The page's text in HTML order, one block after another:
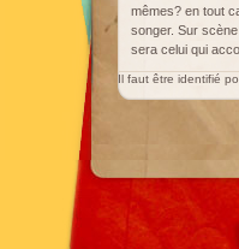
mêmes? en tout
songer. Sur
sera celui qui
Il faut être identifié